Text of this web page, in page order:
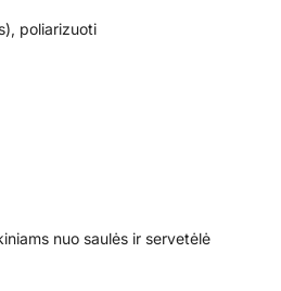
poliarizuoti
nuo saulės ir servetėlė